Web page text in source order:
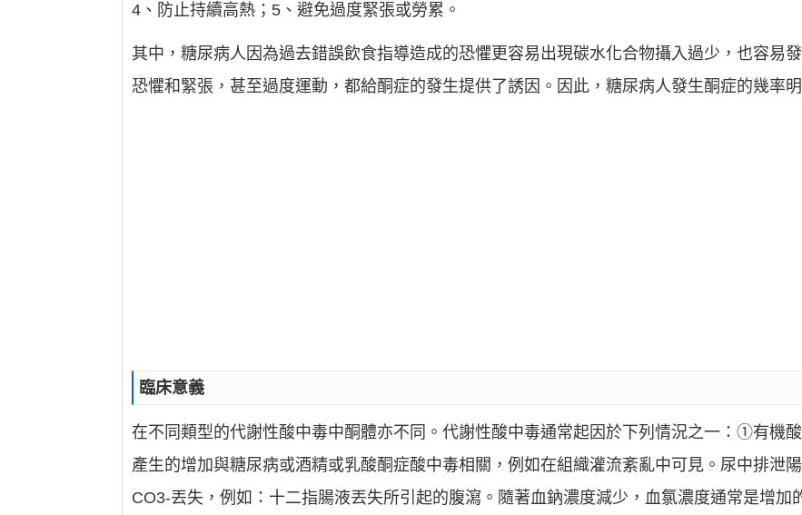
4、防止持續高熱；5、避免過度緊張或勞累。
其中，糖尿病人因為過去錯誤飲食指導造成的恐懼更容易出現碳水化合物攝入過少，也容易
恐懼和緊張，甚至過度運動，都給酮症的發生提供了誘因。因此，糖尿病人發生酮症的幾率明
臨床意義
在不同類型的代謝性酸中毒中酮體亦不同。代謝性酸中毒通常起因於下列情況之一：①有機
產生的增加與糖尿病或酒精或乳酸酮症酸中毒相關，例如在組織灌流紊亂中可見。尿中排泄
CO3-丟失，例如：十二指腸液丟失所引起的腹瀉。隨著血鈉濃度減少，血氯濃度通常是增加